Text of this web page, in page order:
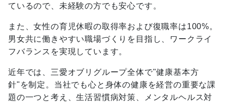
ているので、未経験の方でも安心です。
また、女性の育児休暇の取得率および復職率は100%。
男女共に働きやすい職場づくりを目指し、ワークライ
フバランスを実現しています。
近年では、三愛オブリグループ全体で"健康基本方
針"を制定。当社でも心と身体の健康を経営の重要な課
題の一つと考え、生活習慣病対策、メンタルヘルス対